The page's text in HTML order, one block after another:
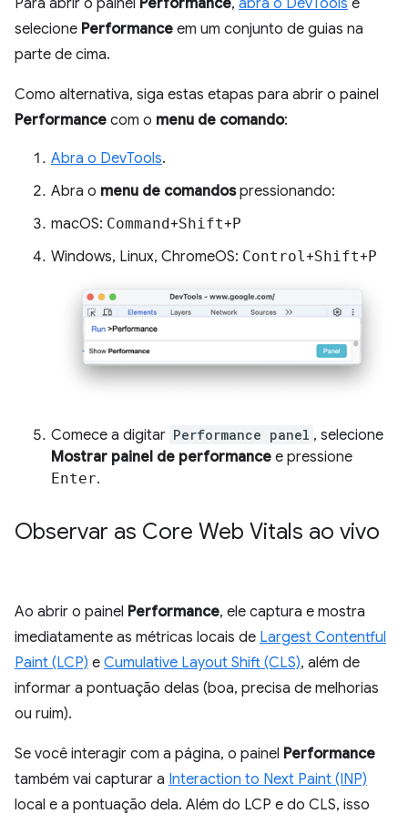
Para abrir o painel Performance, abra o DevTools e
selecione Performance em um conjunto de guias na
parte de cima.
Como alternativa, siga estas etapas para abrir o painel
Performance com o menu de comando:
Abra o DevTools.
Abra o menu de comandospressionando:
macOS: Command+Shift+P
Windows, Linux, ChromeOS: Control+Shift+P
Comece a digitar Performance panel , selecione
Mostrar painel de performance e pressione
Enter.
Observar as Core Web Vitals ao vivo
Ao abrir o painel Performance, ele captura e mostra
imediatamente as métricas locais de Largest Contentful
Paint (LCP) e Cumulative Layout Shift (CLS), além de
informar a pontuação delas (boa, precisa de melhorias
ou ruim).
Se você interagir com a página, o painel Performance
também vai capturar a Interaction to Next Paint (INP)
local e a pontuação dela. Além do LCP e do CLS, isso